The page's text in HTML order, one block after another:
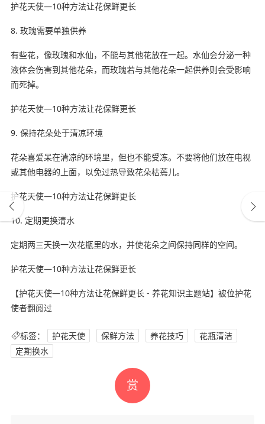
护花天使—10种方法让花保鲜更长
8. 玫瑰需要单独供养
有些花，像玫瑰和水仙，不能与其他花放在一起。水仙会分泌一种
液体会伤害到其他花朵，而玫瑰若与其他花朵一起供养则会受影响
而死掉。
护花天使—10种方法让花保鲜更长
9. 保持花朵处于清凉环境
花朵喜爱呆在清凉的环境里，但也不能受冻。不要将他们放在电视
或其他电器的上面，以免过热导致花朵枯蔫儿。
护花天使—10种方法让花保鲜更长
10. 定期更换清水
定期两三天换一次花瓶里的水，并使花朵之间保持同样的空间。
护花天使—10种方法让花保鲜更长
【护花天使—10种方法让花保鲜更长 - 养花知识主题站】被位护花
使者翻阅过
标签： 护花天使 保鲜方法 养花技巧
花瓶清洁
定期换水
赏